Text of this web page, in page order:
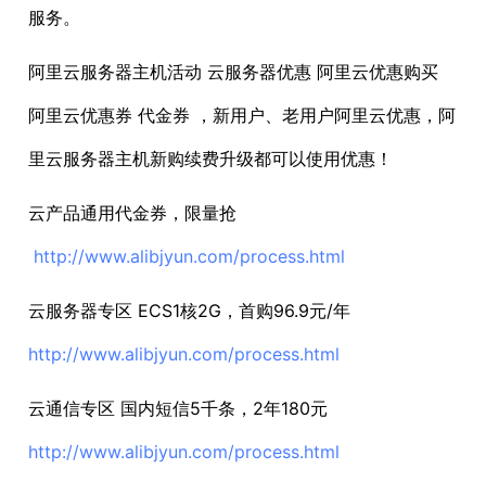
服务。
阿里云服务器主机活动 云服务器优惠 阿里云优惠购买
阿里云优惠券 代金券 ，新用户、老用户阿里云优惠，阿
里云服务器主机新购续费升级都可以使用优惠！
云产品通用代金券，限量抢
http://www.alibjyun.com/process.html
云服务器专区 ECS1核2G，首购96.9元/年
http://www.alibjyun.com/process.html
云通信专区 国内短信5千条，2年180元
http://www.alibjyun.com/process.html